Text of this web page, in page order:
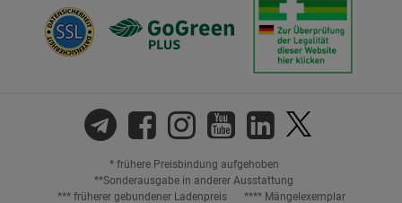
* frühere Preisbindung aufgehoben
**Sonderausgabe in anderer Ausstattung
*** früherer gebundener Ladenpreis
**** Mängelexemplar